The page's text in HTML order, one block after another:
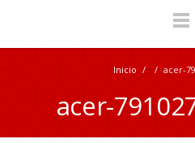
Inicio / / acer-
acer-